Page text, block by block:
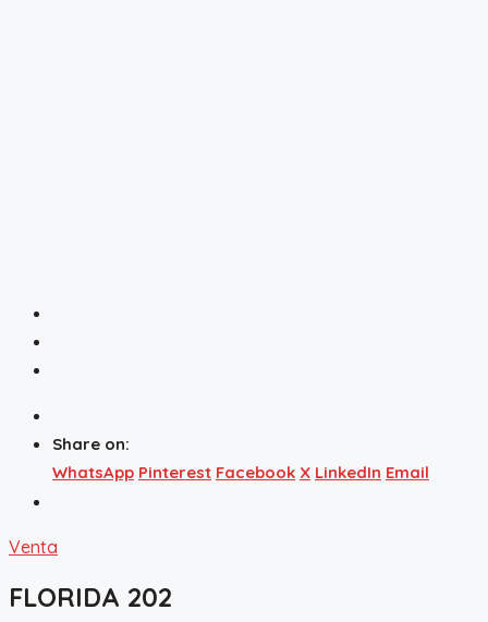
Share on:
WhatsApp Pinterest Facebook X LinkedIn Email
Venta
FLORIDA 202